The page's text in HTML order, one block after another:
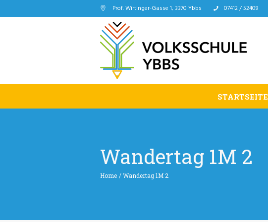
Prof. Wirtinger-Gasse 1, 3370 Ybbs 07412 / 52409
STARTSEITE
Wandertag 1M 2
Home /Wandertag 1M 2